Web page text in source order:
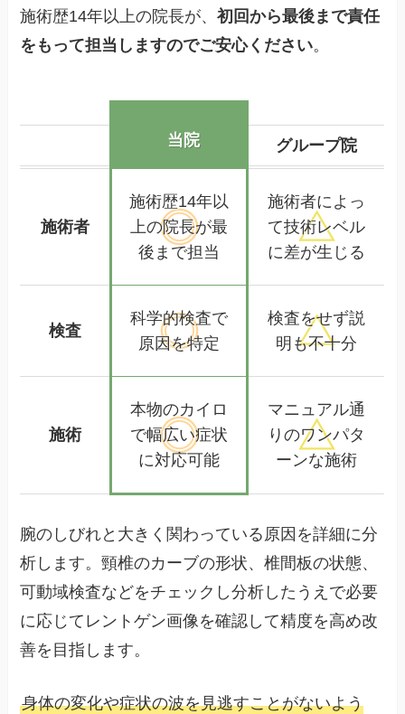
施術歴14年以上の院長が、初回から最後まで責任
をもって担当しますのでご安心ください。
当院 グループ院
施術者
施術歴14年以
上の院長が最
後まで担当
施術者によっ
て技術レベル
に差が生じる
検査
科学的検査で
原因を特定
検査をせず説
明も不十分
施術
本物のカイロ
で幅広い症状
に対応可能
マニュアル通
りのワンパタ
ーンな施術
腕のしびれと大きく関わっている原因を詳細に分
析します。頸椎のカーブの形状、椎間板の状態、
可動域検査などをチェックし分析したうえで必要
に応じてレントゲン画像を確認して精度を高め改
善を目指します。
身体の変化や症状の波を見逃すことがないよう